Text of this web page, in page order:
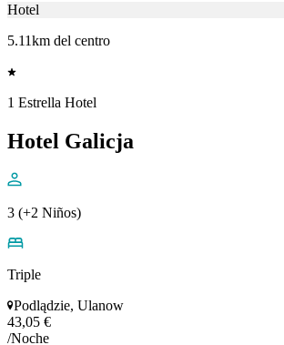
Hotel
5.11km del centro
1 Estrella Hotel
Hotel Galicja
3 (+2 Niños)
Triple
Podlądzie, Ulanow
43,05 €
/Noche